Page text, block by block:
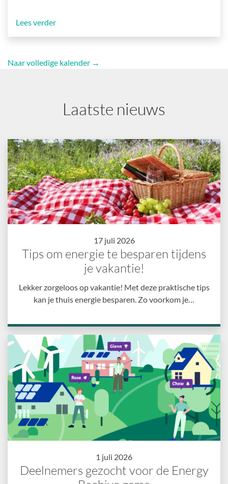
Lees verder
Naar volledige kalender →
Laatste nieuws
17 juli 2026
Tips om energie te besparen tijdens
je vakantie!
Lekker zorgeloos op vakantie! Met deze praktische tips
kan je thuis energie besparen. Zo voorkom je…
1 juli 2026
Deelnemers gezocht voor de Energy